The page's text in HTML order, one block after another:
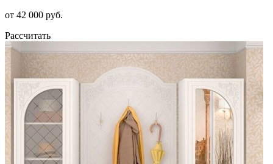
от 42 000 руб.
Рассчитать